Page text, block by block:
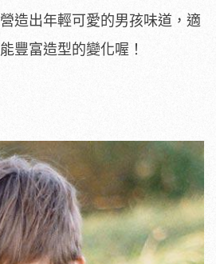
造出年輕可愛的男孩味道，適
豐富造型的變化喔！